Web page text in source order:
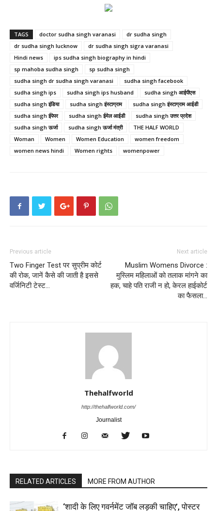
TAGS doctor sudha singh varanasi
dr sudha singh
dr sudha singh lucknow
dr sudha singh sigra varanasi
Hindi news
ips sudha singh biography in hindi
sp mahoba sudha singh
sp sudha singh
sudha singh dr sudha singh varanasi
sudha singh facebook
sudha singh ips
sudha singh ips husband
sudha singh आईपीएस
sudha singh इंडिया
sudha singh इंस्टाग्राम
sudha singh इंस्टाग्राम आईडी
sudha singh ईपेपर
sudha singh ईमेल आईडी
sudha singh उत्तर प्रदेश
sudha singh ऊर्जा
sudha singh ऊर्जा मंत्री
THE HALF WORLD
Woman
Women Women Education
women freedom
women news hindi
Women rights womenpower
Previous article
Two Finger Test पर सुप्रीम कोर्ट
की रोक, जानें कैसे की जाती है इससे
वर्जिनिटी टेस्ट…
Next article
Muslim Womens Divorce :
मुस्‍ल‍िम मह‍िलाओं को तलाक मांगने का
हक, चाहे पति राजी न हो, केरल हाईकोर्ट
का फैसला…
Thehalfworld
http://thehalfworld.com/
Journalist
RELATED ARTICLES MORE FROM AUTHOR
‘शादी के लिए गवर्नमेंट जॉब लड़की चाहिए’, पोस्टर